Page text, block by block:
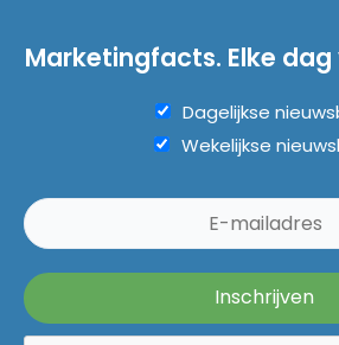
Marketingfacts. Elke dag
Dagelijkse
Wekelijkse